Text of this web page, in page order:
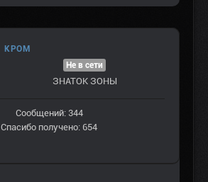
КРОМ
Не в сети
ЗНАТОК ЗОНЫ
Сообщений: 344
Спасибо получено: 654